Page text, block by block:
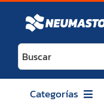
Saltar
contenido
Categorías